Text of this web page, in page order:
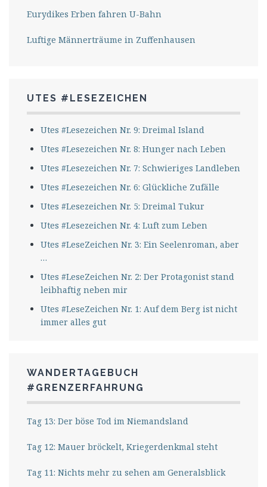
Eurydikes Erben fahren U-Bahn
Luftige Männerträume in Zuffenhausen
UTES #LESEZEICHEN
Utes #Lesezeichen Nr. 9: Dreimal Island
Utes #Lesezeichen Nr. 8: Hunger nach Leben
Utes #Lesezeichen Nr. 7: Schwieriges Landleben
Utes #Lesezeichen Nr. 6: Glückliche Zufälle
Utes #Lesezeichen Nr. 5: Dreimal Tukur
Utes #Lesezeichen Nr. 4: Luft zum Leben
Utes #LeseZeichen Nr. 3: Ein Seelenroman, aber
…
Utes #LeseZeichen Nr. 2: Der Protagonist stand
leibhaftig neben mir
Utes #LeseZeichen Nr. 1: Auf dem Berg ist nicht
immer alles gut
WANDERTAGEBUCH
#GRENZERFAHRUNG
Tag 13: Der böse Tod im Niemandsland
Tag 12: Mauer bröckelt, Kriegerdenkmal steht
Tag 11: Nichts mehr zu sehen am Generalsblick